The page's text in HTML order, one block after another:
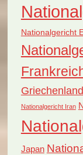
Nationalgericht
Griechenland
Nationalgericht Iran
Japan